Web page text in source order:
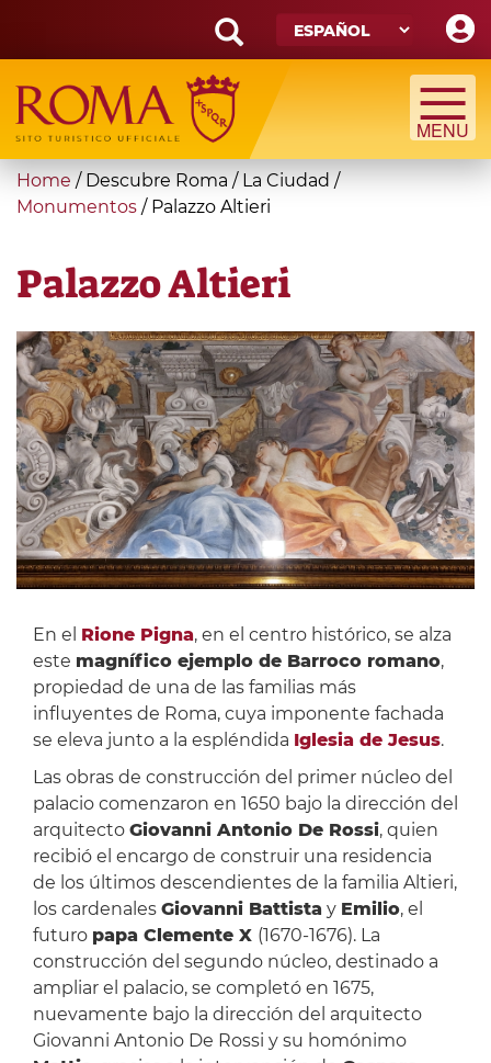
main
content
Search
form
Búsqueda
You
are
Home / Descubre Roma / La Ciudad /
Monumentos / Palazzo Altieri
Palazzo Altieri
En el Rione Pigna, en el centro histórico, se alza
este magnífico ejemplo de Barroco romano,
propiedad de una de las familias más
influyentes de Roma, cuya imponente fachada
se eleva junto a la espléndida Iglesia de Jesus.
Las obras de construcción del primer núcleo del
palacio comenzaron en 1650 bajo la dirección del
arquitecto Giovanni Antonio De Rossi, quien
recibió el encargo de construir una residencia
de los últimos descendientes de la familia Altieri,
los cardenales Giovanni Battista y Emilio, el
futuro papa Clemente X (1670-1676). La
construcción del segundo núcleo, destinado a
ampliar el palacio, se completó en 1675,
nuevamente bajo la dirección del arquitecto
Giovanni Antonio De Rossi y su homónimo